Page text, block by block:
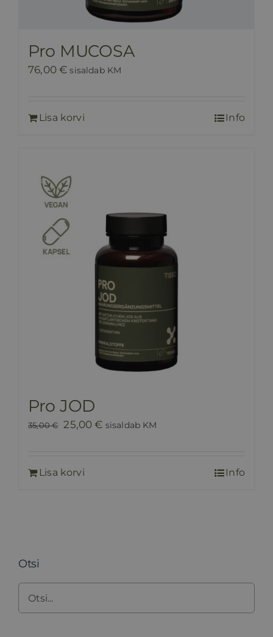
Pro MUCOSA
76,00€ sisaldab KM
Lisa korvi Info
Pro JOD
35,00€ Algne
35,00 €.
25,00€Praegune
sisaldab KM
Lisa korvi Info
Otsi